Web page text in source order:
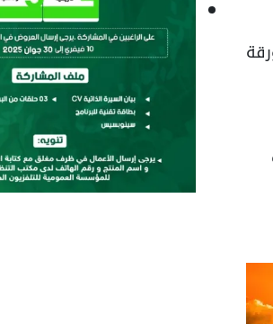
الوطنية يقدر بـ 226 مليون سنتيم متمثل في 1130 ورقة